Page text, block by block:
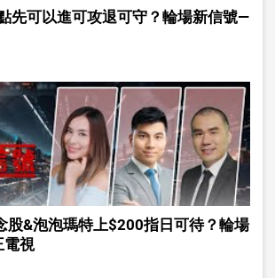
先可以進可攻退可守？輪場新信號—
股&泡泡瑪特上$200指日可待？輪場
電視